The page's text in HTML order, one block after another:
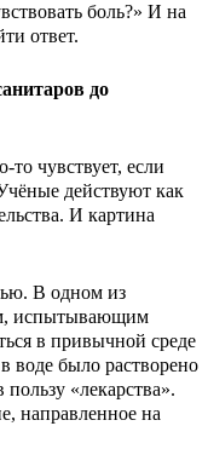
боль?» И на
ответ.
до
то чувствует, если
действуют как
И картина
В одном из
испытывающим
в привычной среде
воде было растворено
«лекарства».
направленное на